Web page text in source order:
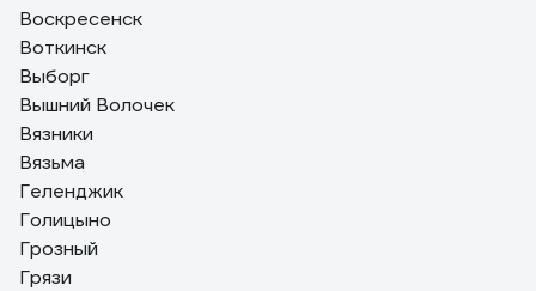
Воскресенск
Воткинск
Выборг
Вышний Волочек
Вязники
Вязьма
Геленджик
Голицыно
Грозный
Грязи